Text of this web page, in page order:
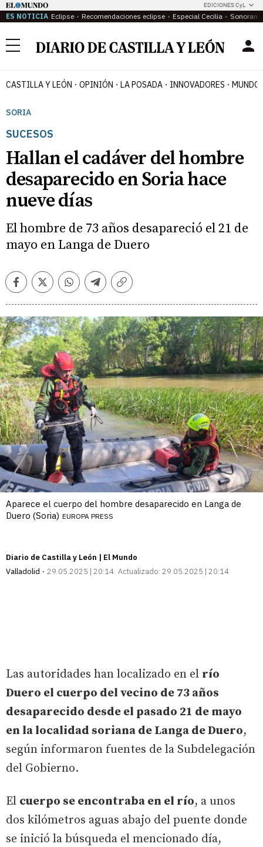
EDICIONES CyL
ES NOTICIA Eclipse Recomendaciones eclipse Especial Cecilia
Menú
CASTILLA Y LEÓN OPINIÓN LA POSADA INNOVADORES MUNDO
SORIA
SUCESOS
Hallan el cadáver del hombre
desaparecido en Soria hace
nueve días
El hombre de 73 años desapareció el 21 de
mayo en Langa de Duero
FacebookTwitterWhatsappTelegramCopiar
Aparece el cuerpo del hombre desaparecido en Langa de
Duero (Soria) EUROPA PRESS
Diario de Castilla y León | El Mundo
Valladolid
29.05.2025 | 20:14 Actualizado: 29.05.2025 | 20:14
Las autoridades han localizado en el río
Duero el cuerpo del vecino de 73 años
desaparecido desde el pasado 21 de mayo
en la localidad soriana de Langa de Duero,
según informaron fuentes de la Subdelegación
del Gobierno.
El cuerpo se encontraba en el río, a unos
dos kilómetros aguas abajo del puente donde
se inició la búsqueda el mencionado día,